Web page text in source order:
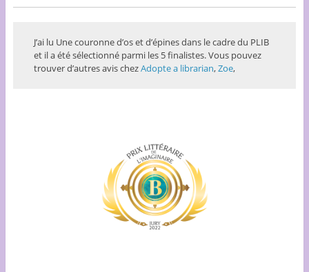
J’ai lu Une couronne d’os et d’épines dans le cadre du PLIB
et il a été sélectionné parmi les 5 finalistes. Vous pouvez
trouver d’autres avis chezAdopte a librarian,Zoe,